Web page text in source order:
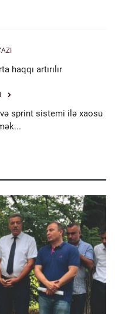
haqqı artırılır
sprint sistemi ilə xaosu